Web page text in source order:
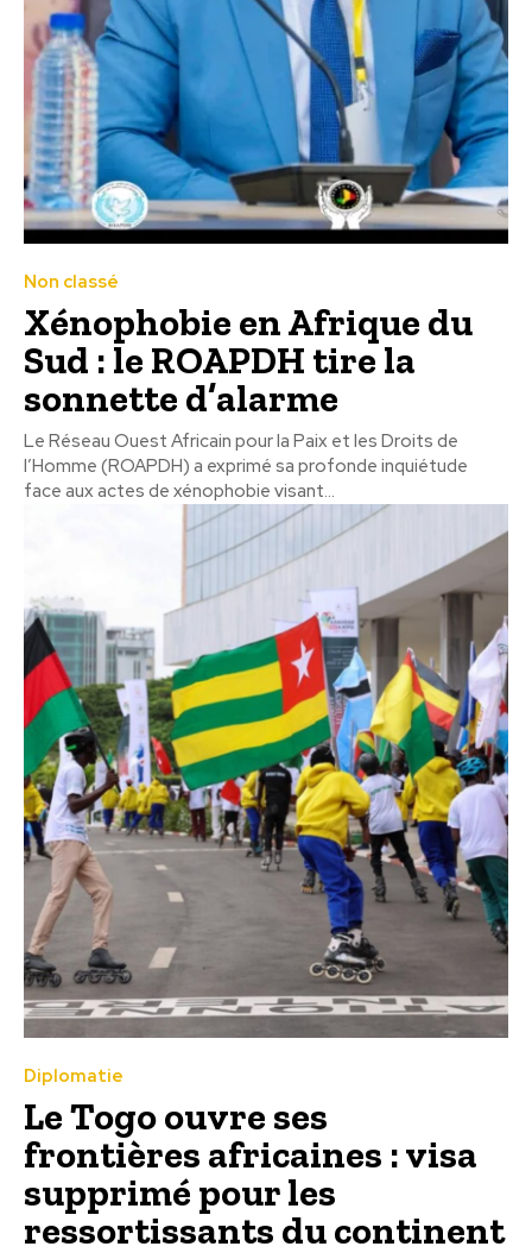
Non classé
Xénophobie en Afrique du
Sud : le ROAPDH tire la
sonnette d’alarme
Le Réseau Ouest Africain pour la Paix et les Droits de
l’Homme (ROAPDH) a exprimé sa profonde inquiétude
face aux actes de xénophobie visant...
Diplomatie
Le Togo ouvre ses
frontières africaines : visa
supprimé pour les
ressortissants du continent